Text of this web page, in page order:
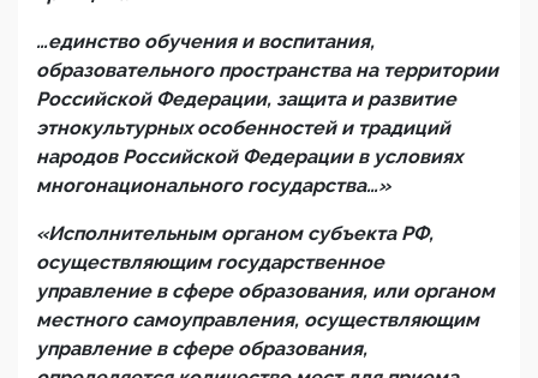
…единство обучения и воспитания,
образовательного пространства на территории
Российской Федерации, защита и развитие
этнокультурных особенностей и традиций
народов Российской Федерации в условиях
многонационального государства…»
«Исполнительным органом субъекта РФ,
осуществляющим государственное
управление в сфере образования, или органом
местного самоуправления, осуществляющим
управление в сфере образования,